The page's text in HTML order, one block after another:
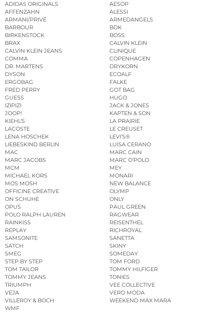
ADIDAS ORIGINALS
AESOP
AFFENZAHN
ALESSI
ARMANI/PRIVÉ
ARMEDANGELS
BARBOUR
BDK
BIRKENSTOCK
BOSS
BRAX
CALVIN KLEIN
CALVIN KLEIN JEANS
CLINIQUE
COMMA
COPENHAGEN
DR. MARTENS
DRYKORN
DYSON
ECOALF
ERGOBAG
FALKE
FRED PERRY
GOT BAG
GUESS
HUGO
IZIPIZI
JACK & JONES
JOOP!
KAPTEN & SON
KIEHL’S
LA PRAIRIE
LACOSTE
LE CREUSET
LENA HOSCHEK
LEVI’S®
LIEBESKIND BERLIN
LUISA CERANO
MAC
MARC CAIN
MARC JACOBS
MARC O’POLO
MCM
MEY
MICHAEL KORS
MONARI
MOS MOSH
NEW BALANCE
OFFICINE CREATIVE
OLYMP
ON SCHUHE
ONLY
OPUS
PAUL GREEN
POLO RALPH LAUREN
RAGWEAR
RAINKISS
REISENTHEL
REPLAY
RICHROYAL
SAMSONITE
SANETTA
SATCH
SKINY
SMEG
SOMEDAY
STEP BY STEP
TOM FORD
TOM TAILOR
TOMMY HILFIGER
TOMMY JEANS
TONIES
TRIUMPH
VEE COLLECTIVE
VEJA
VERO MODA
VILLEROY & BOCH
WEEKEND MAX MARA
WMF